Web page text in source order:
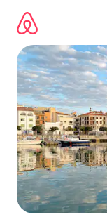
съдържанието